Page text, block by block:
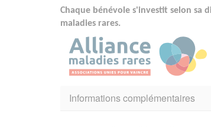
Chaque bénévole s'investit selon sa
maladies rares.
Informations complémentaires